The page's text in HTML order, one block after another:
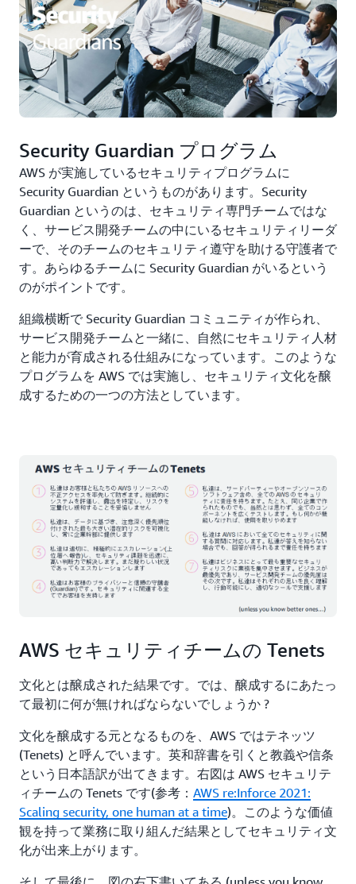
Security Guardian プログラム
AWS が実施しているセキュリティプログラムに
Security Guardian というものがあります。Security
Guardian というのは、セキュリティ専門チームではな
く、サービス開発チームの中にいるセキュリティリーダ
ーで、そのチームのセキュリティ遵守を助ける守護者で
す。あらゆるチームに Security Guardian がいるという
のがポイントです。
組織横断で Security Guardian コミュニティが作られ、
サービス開発チームと一緒に、自然にセキュリティ人材
と能力が育成される仕組みになっています。このような
プログラムを AWS では実施し、セキュリティ文化を醸
成するための一つの方法としています。
AWS セキュリティチームの Tenets
文化とは醸成された結果です。では、醸成するにあたっ
て最初に何が無ければならないでしょうか ?
文化を醸成する元となるものを、AWS ではテネッツ
(Tenets) と呼んでいます。英和辞書を引くと教義や信条
という日本語訳が出てきます。右図は AWS セキュリテ
ィチームの Tenets です(参考： AWS re:Inforce 2021:
Scaling security, one human at a time)。このような価値
観を持って業務に取り組んだ結果としてセキュリティ文
化が出来上がります。